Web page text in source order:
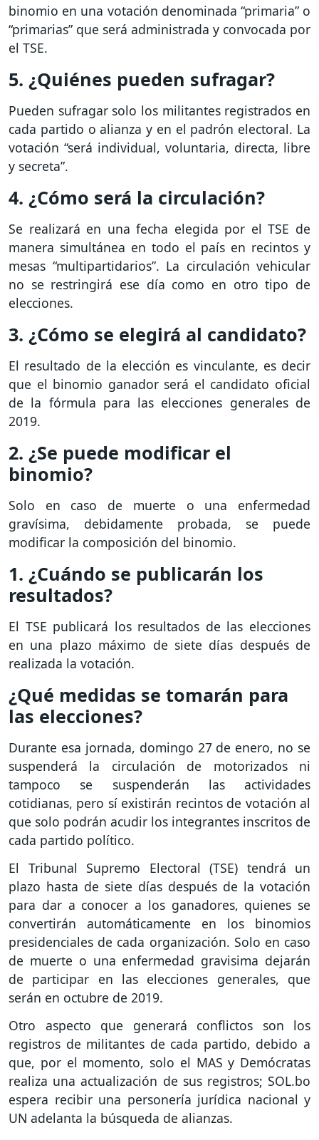
binomio en una votación denominada “primaria” o
“primarias” que será administrada y convocada por
el TSE.
5. ¿Quiénes pueden sufragar?
Pueden sufragar solo los militantes registrados en
cada partido o alianza y en el padrón electoral. La
votación “será individual, voluntaria, directa, libre
y secreta”.
4. ¿Cómo será la circulación?
Se realizará en una fecha elegida por el TSE de
manera simultánea en todo el país en recintos y
mesas “multipartidarios”. La circulación vehicular
no se restringirá ese día como en otro tipo de
elecciones.
3. ¿Cómo se elegirá al candidato?
El resultado de la elección es vinculante, es decir
que el binomio ganador será el candidato oficial
de la fórmula para las elecciones generales de
2019.
2. ¿Se puede modificar el
binomio?
Solo en caso de muerte o una enfermedad
gravísima, debidamente probada, se puede
modificar la composición del binomio.
1. ¿Cuándo se publicarán los
resultados?
El TSE publicará los resultados de las elecciones
en una plazo máximo de siete días después de
realizada la votación.
¿Qué medidas se tomarán para
las elecciones?
Durante esa jornada, domingo 27 de enero, no se
suspenderá la circulación de motorizados ni
tampoco se suspenderán las actividades
cotidianas, pero sí existirán recintos de votación al
que solo podrán acudir los integrantes inscritos de
cada partido político.
El Tribunal Supremo Electoral (TSE) tendrá un
plazo hasta de siete días después de la votación
para dar a conocer a los ganadores, quienes se
convertirán automáticamente en los binomios
presidenciales de cada organización. Solo en caso
de muerte o una enfermedad gravisima dejarán
de participar en las elecciones generales, que
serán en octubre de 2019.
Otro aspecto que generará conflictos son los
registros de militantes de cada partido, debido a
que, por el momento, solo el MAS y Demócratas
realiza una actualización de sus registros; SOL.bo
espera recibir una personería jurídica nacional y
UN adelanta la búsqueda de alianzas.